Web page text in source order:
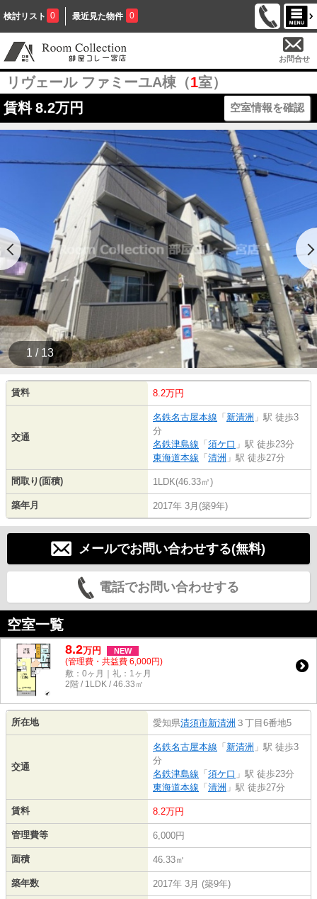
検討リスト 0 最近見た物件 0
お問合せ
リヴェール ファミーユA棟（1室）
賃料 8.2万円 空室情報を確認
1 / 13
賃料 8.2万円
交通
名鉄名古屋本線 「 新清洲 」駅 徒歩3
分
名鉄津島線 「 須ケ口 」駅 徒歩23分
東海道本線 「 清洲 」駅 徒歩27分
間取り(面積) 1LDK(46.33㎡)
築年月 2017年 3月(築9年)
メールでお問い合わせする(無料)
電話でお問い合わせする
空室一覧
8.2万円 NEW
(管理費・共益費 6,000円)
敷：0ヶ月｜礼：1ヶ月
2階 / 1LDK / 46.33㎡
所在地 愛知県清須市新清洲 ３丁目6番地5
交通
名鉄名古屋本線 「 新清洲 」駅 徒歩3
分
名鉄津島線 「 須ケ口 」駅 徒歩23分
東海道本線 「 清洲 」駅 徒歩27分
賃料 8.2万円
管理費等 6,000円
面積 46.33㎡
築年数 2017年 3月 (築9年)